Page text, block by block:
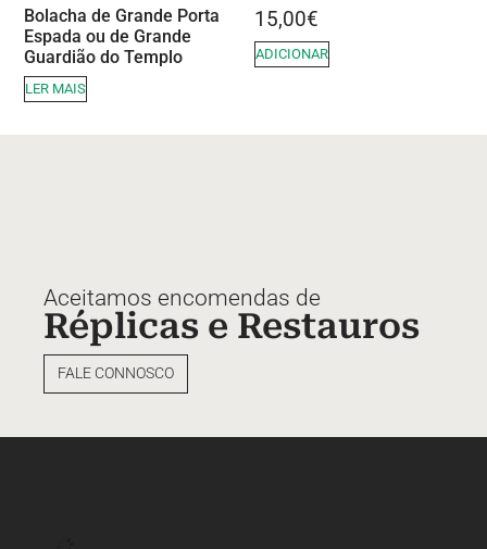
Bolacha de Grande Porta
Espada ou de Grande
Guardião do Templo
LER MAIS
15,00€
ADICIONAR
Aceitamos encomendas de
Réplicas e Restauros
FALE CONNOSCO